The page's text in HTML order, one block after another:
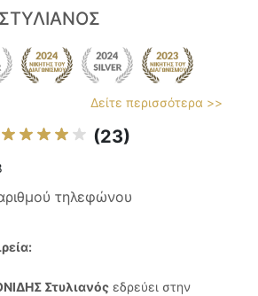
Δείτε περισσότερα >>
(23)
τηλεφώνου
Στυλιανός εδρεύει στην